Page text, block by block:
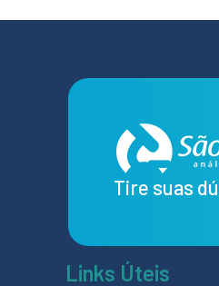
Tire suas
Links Úteis